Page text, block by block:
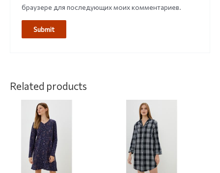
браузере для последующих моих комментариев.
Related products